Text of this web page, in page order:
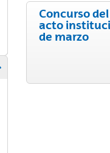
Mostrar/ocultar subpáginas
Concurso
acto
de marzo